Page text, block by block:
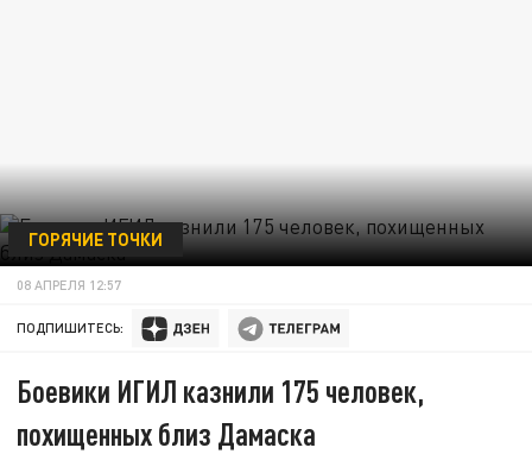
ГОРЯЧИЕ ТОЧКИ
08 АПРЕЛЯ 12:57
ПОДПИШИТЕСЬ:
Боевики ИГИЛ казнили 175 человек,
похищенных близ Дамаска